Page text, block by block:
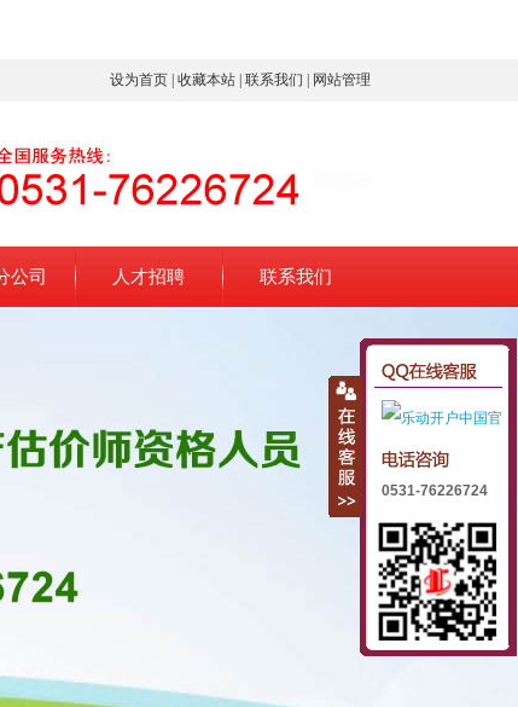
设为首页 收藏本站 联系我们 网站管理
公司 人才招聘 联系我们
0531-76226724